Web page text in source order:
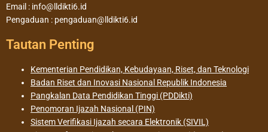
Email : info@lldikti6.id
Pengaduan : pengaduan@lldikti6.id
Tautan Penting
Kementerian Pendidikan, Kebudayaan, Riset, dan Teknologi
Badan Riset dan Inovasi Nasional Republik Indonesia
Pangkalan Data Pendidikan Tinggi (PDDikti)
Penomoran Ijazah Nasional (PIN)
Sistem Verifikasi Ijazah secara Elektronik (SIVIL)